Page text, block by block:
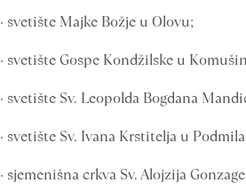
· svetište Majke Božje u Olovu;
· svetište Gospe Kondžilske u
· svetište Sv. Leopolda Bogdana
· svetište Sv. Ivana Krstitelja u
· sjemenišna crkva Sv. Alojzija